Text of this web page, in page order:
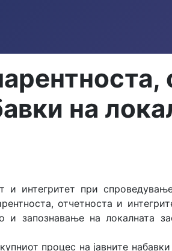
на
интегритет при
отчетноста и
на локалната
процес на јавните